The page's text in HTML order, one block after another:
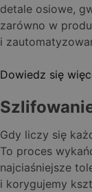
detale osiowe,
zarówno w
i
Dowiedz się
Gdy liczy się
To proces
najciaśniejsze
i korygujemy